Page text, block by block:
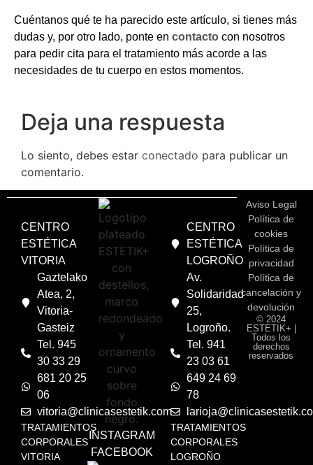
Cuéntanos qué te ha parecido este artículo, si tienes más
dudas y, por otro lado, ponte en contacto con nosotros
para pedir cita para el tratamiento más acorde a las
necesidades de tu cuerpo en estos momentos.
Deja una respuesta
Lo siento, debes estar conectado para publicar un
comentario.
CENTRO
ESTÉTICA
VITORIA
Gaztelako
Atea, 2,
Vitoria-
Gasteiz
Tel. 945
30 33 29
681 20 25
06
vitoria@clinicasestetik.com
TRATAMIENTOS
CORPORALES
VITORIA
INSTAGRAM
FACEBOOK
CENTRO
ESTÉTICA
LOGROÑO
Av.
Solidaridad
25,
Logroño.
Tel. 941
23 03 61
649 24 69
78
TRATAMIENTOS
CORPORALES
LOGROÑO
Aviso Legal
Política de
cookies
Política de
privacidad
Política de
cancelación y
devolución
© 2024
ESTETIK+ |
Todos los
derechos
reservados